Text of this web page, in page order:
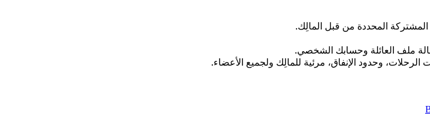
المحددة من قبل المالِك.
وحدود الإنفاق، مرئية للمالِك ولجميع الأعضاء.